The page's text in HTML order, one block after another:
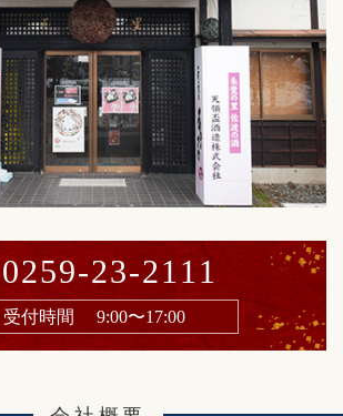
0259-23-2111
受付時間 9:00〜17:00